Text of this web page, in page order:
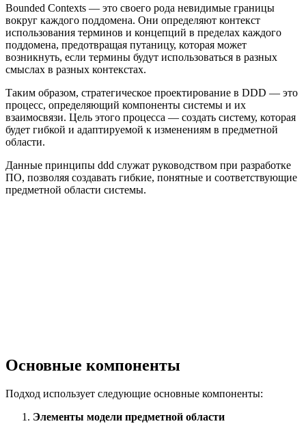
Bounded Contexts — это своего рода невидимые границы
вокруг каждого поддомена. Они определяют контекст
использования терминов и концепций в пределах каждого
поддомена, предотвращая путаницу, которая может
возникнуть, если термины будут использоваться в разных
смыслах в разных контекстах.
Таким образом, стратегическое проектирование в DDD — это
процесс, определяющий компоненты системы и их
взаимосвязи. Цель этого процесса — создать систему, которая
будет гибкой и адаптируемой к изменениям в предметной
области.
Данные принципы ddd служат руководством при разработке
ПО, позволяя создавать гибкие, понятные и соответствующие
предметной области системы.
Основные компоненты
Подход использует следующие основные компоненты:
Элементы модели предметной области